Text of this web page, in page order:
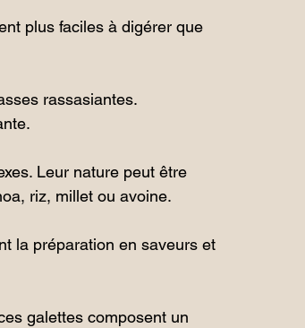
plus faciles à digérer que
rassasiantes.
Leur nature peut être
riz, millet ou avoine.
la préparation en saveurs et
galettes composent un